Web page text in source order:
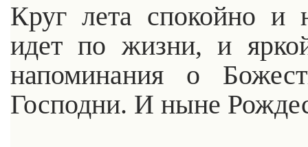
Круг лета спокойно и
идет по жизни, и
напоминания о
Господни. И ныне